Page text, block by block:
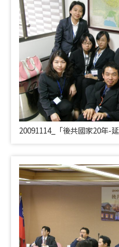
20091114_「後共國家20年-